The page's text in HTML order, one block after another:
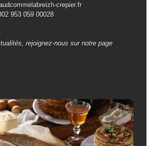
crepier.fr
953 059 00028
rejoignez-nous sur notre page